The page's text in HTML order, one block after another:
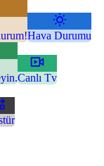
Hava Durumu
Canlı Tv